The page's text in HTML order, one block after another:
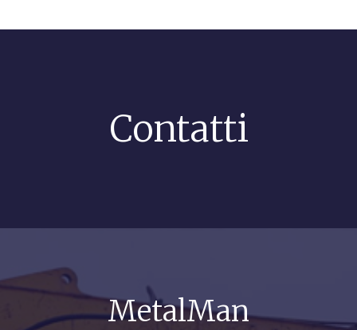
Contatti
MetalMan